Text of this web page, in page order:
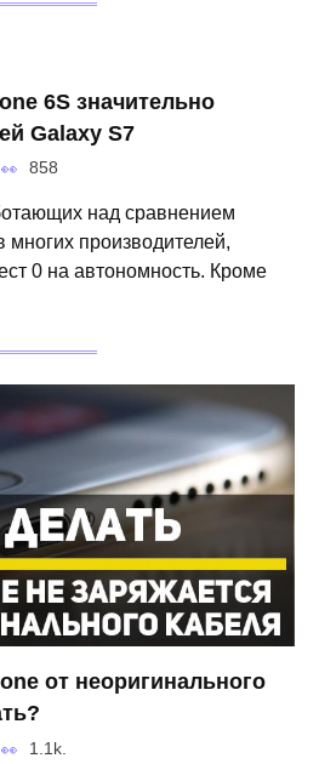
6S значительно
Galaxy S7
858
над сравнением
многих производителей,
0 на автономность. Кроме
от неоригинального
1.1k.